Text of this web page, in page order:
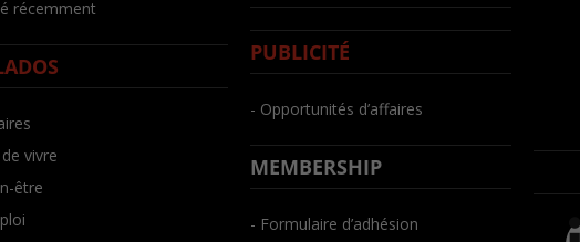
récemment
vivre
être
PUBLICITÉ
- Opportunités d’affaires
MEMBERSHIP
- Formulaire d’adhésion